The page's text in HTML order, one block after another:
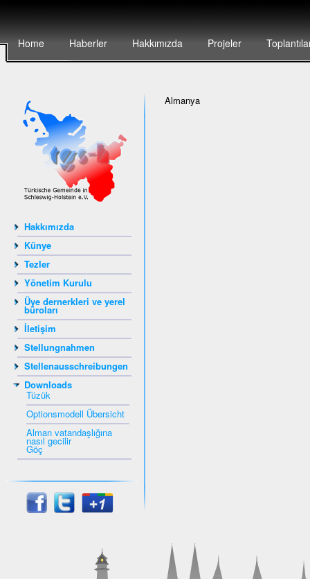
Home Haberler Hakkımızda Projeler
Hakkımızda
Künye
Tezler
Yönetim Kurulu
Üye dernerkleri ve yerel
büroları
İletişim
Stellungnahmen
Stellenausschreibungen
Downloads
Tüzük
Optionsmodell Übersicht
Alman vatandaşlığına
nasıl gecilir
Göç
Almanya